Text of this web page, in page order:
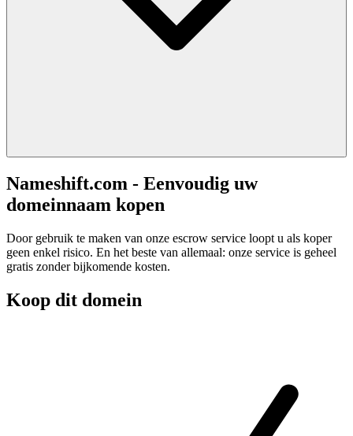
Nameshift.com - Eenvoudig uw
domeinnaam kopen
Door gebruik te maken van onze escrow service loopt u als koper
geen enkel risico. En het beste van allemaal: onze service is geheel
gratis zonder bijkomende kosten.
Koop dit domein